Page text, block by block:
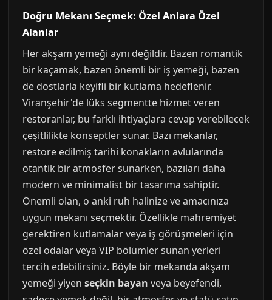
Doğru Mekanı Seçmek: Özel Anlara Özel
Alanlar
Her akşam yemeği aynı değildir. Bazen romantik
bir kaçamak, bazen önemli bir iş yemeği, bazen
de dostlarla keyifli bir kutlama hedeflenir.
Viranşehir'de lüks segmentte hizmet veren
restoranlar, bu farklı ihtiyaçlara cevap verebilecek
çeşitlilikte konseptler sunar. Bazı mekanlar,
restore edilmiş tarihi konakların avlularında
otantik bir atmosfer sunarken, bazıları daha
modern ve minimalist bir tasarıma sahiptir.
Önemli olan, o anki ruh halinize ve amacınıza
uygun mekanı seçmektir. Özellikle mahremiyet
gerektiren kutlamalar veya iş görüşmeleri için
özel odalar veya VIP bölümler sunan yerleri
tercih edebilirsiniz. Böyle bir mekanda akşam
yemeği yiyen seçkin bayan veya beyefendi,